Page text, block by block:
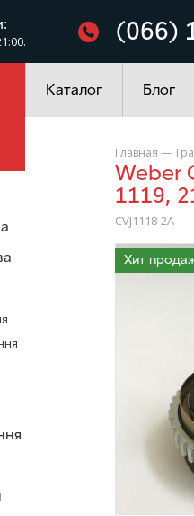
нам: (066)
Каталог
Електроустаткування
Блог
Главная —
Weber CVJ1118-2A Зовнішній ШРУС з ABS на ВАЗ 1117, 1118,
1119,
CVJ1118-2A
Хит
/>